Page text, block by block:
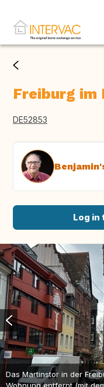
Freiburg im
DE52853
Log in
Das Martinstor in der